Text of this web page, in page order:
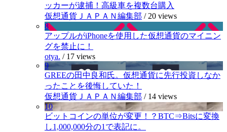
ッカーが逮捕！高級車を複数台購入
仮想通貨ＪＡＰＡＮ編集部 / 20 views
8
アップルがiPhoneを使用した仮想通貨のマイニン
グを禁止に！
otya. / 17 views
9
GREEの田中良和氏。仮想通貨に先行投資しなか
ったことを後悔していた！
仮想通貨ＪＡＰＡＮ編集部 / 14 views
10
ビットコインの単位が変更！？BTC⇒Bitsに変換
し1,000,000分の1で表記に。